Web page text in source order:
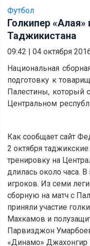
Футбол
Голкипер
Таджикистана
09:42 | 04 октября
Национальная
подготовку к
Палестины, который
Центральном
Как сообщает сайт
2 октября
тренировку на
длилась около часа. В
игроков. Из семи
сборную на матч с
приняли участие
Махкамов и
Парвизджон
«Динамо»